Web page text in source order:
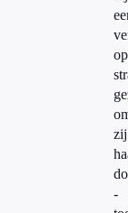
op
zij
-